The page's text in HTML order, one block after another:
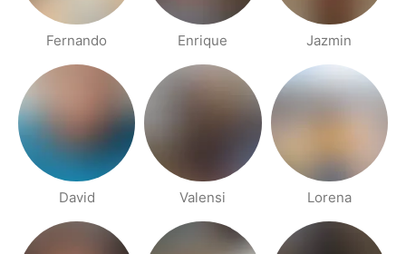
Fernando Enrique Jazmin
David Valensi Lorena